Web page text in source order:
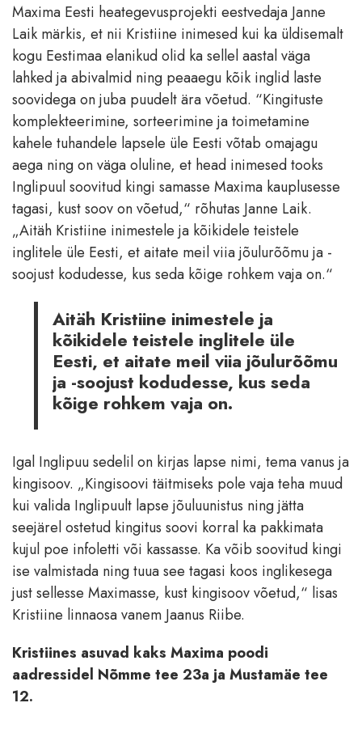
Maxima Eesti heategevusprojekti eestvedaja Janne
Laik märkis, et nii Kristiine inimesed kui ka üldisemalt
kogu Eestimaa elanikud olid ka sellel aastal väga
lahked ja abivalmid ning peaaegu kõik inglid laste
soovidega on juba puudelt ära võetud. “Kingituste
komplekteerimine, sorteerimine ja toimetamine
kahele tuhandele lapsele üle Eesti võtab omajagu
aega ning on väga oluline, et head inimesed tooks
Inglipuul soovitud kingi samasse Maxima kauplusesse
tagasi, kust soov on võetud,“ rõhutas Janne Laik.
„Aitäh Kristiine inimestele ja kõikidele teistele
inglitele üle Eesti, et aitate meil viia jõulurõõmu ja -
soojust kodudesse, kus seda kõige rohkem vaja on.“
Aitäh Kristiine inimestele ja
kõikidele teistele inglitele üle
Eesti, et aitate meil viia jõulurõõmu
ja -soojust kodudesse, kus seda
kõige rohkem vaja on.
Igal Inglipuu sedelil on kirjas lapse nimi, tema vanus ja
kingisoov. „Kingisoovi täitmiseks pole vaja teha muud
kui valida Inglipuult lapse jõuluunistus ning jätta
seejärel ostetud kingitus soovi korral ka pakkimata
kujul poe infoletti või kassasse. Ka võib soovitud kingi
ise valmistada ning tuua see tagasi koos inglikesega
just sellesse Maximasse, kust kingisoov võetud,“ lisas
Kristiine linnaosa vanem Jaanus Riibe.
Kristiines asuvad kaks Maxima poodi
aadressidel Nõmme tee 23a ja Mustamäe tee
12.